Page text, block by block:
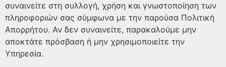
συναινείτε στη συλλογή, χρήση και γνωστοποίηση των
πληροφοριών σας σύμφωνα με την παρούσα Πολιτική
Απορρήτου. Αν δεν συναινείτε, παρακαλούμε μην
αποκτάτε πρόσβαση ή μην χρησιμοποιείτε την
Υπηρεσία.